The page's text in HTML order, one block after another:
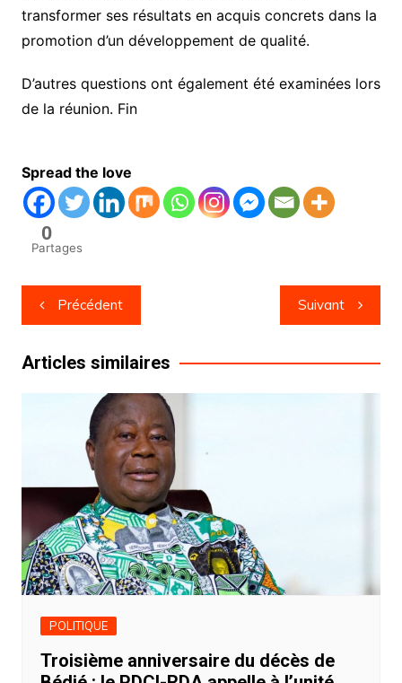
transformer ses résultats en acquis concrets dans la
promotion d’un développement de qualité.
D’autres questions ont également été examinées lors
de la réunion. Fin
Spread the love
0
Partages
Navigation
de
l’article
Précédent Suivant
Articles similaires
POLITIQUE
Troisième anniversaire du décès de